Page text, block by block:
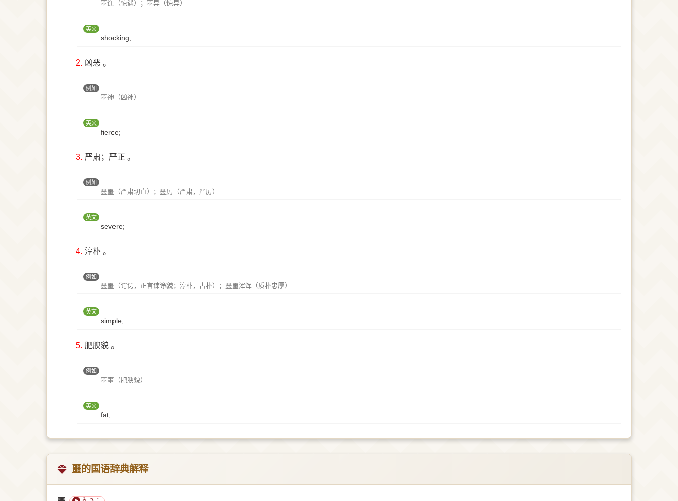
噩迕（惊遇）；噩异（惊异）
英文
shocking;
2. 凶恶 。
例如
噩神（凶神）
英文
fierce;
3. 严肃；严正 。
例如
噩噩（严肃切直）；噩厉（严肃，严厉）
英文
severe;
4. 淳朴 。
例如
噩噩（谔谔，正言谏诤貌；淳朴，古朴）；噩噩浑浑（质朴忠厚）
英文
simple;
5. 肥腴貌 。
例如
噩噩（肥腴貌）
英文
fat;
噩的国语辞典解释